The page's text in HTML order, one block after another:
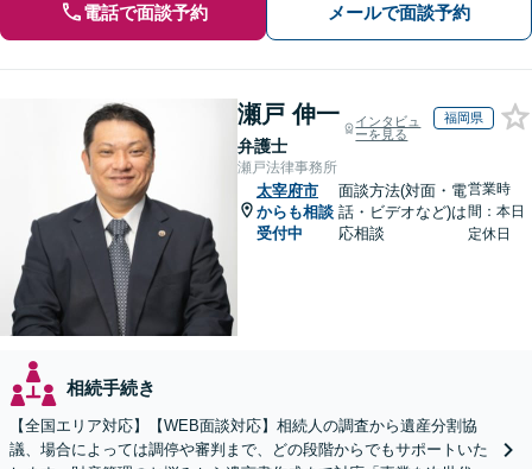
電話で面談予約 メールで面談予約
瀬戸 伸一
弁護士
インタビュ
ーを見る
福岡県
瀬戸法律事務所
太宰府市
からも相談
受付中
面談方法(対面・電
話・ビデオなど)は
応相談
営業時
間：本日
定休日
相続手続き
【全国エリア対応】【WEB面談対応】相続人の調査から遺産分割協
議、場合によっては調停や審判まで、どの段階からでもサポートいた